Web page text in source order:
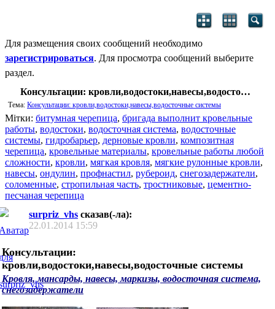
Для размещения своих сообщений необходимо
зарегистрироваться. Для просмотра сообщений выберите
раздел.
Консультации: кровли,водостоки,навесы,водосточные системы
Тема: Консультации: кровли,водостоки,навесы,водосточные системы
Мітки: битумная черепица, бригада выполнит кровельные
работы, водостоки, водосточная система, водосточные
системы, гидробарьер, дерновые кровли, композитная
черепица, кровельные материалы, кровельные работы любой
сложности, кровли, мягкая кровля, мягкие рулонные кровли,
навесы, ондулин, профнастил, рубероид, снегозадержатели,
соломенные, стропильная часть, тростниковые, цементно-
песчаная черепица
surpriz_vhs сказав(-ла):
22.01.2014 15:59
Консультации:
кровли,водостоки,навесы,водосточные системы
Кровля, мансарды, навесы, маркизы, водосточная система,
снегозадержатели